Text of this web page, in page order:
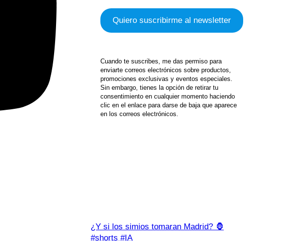
Cuando te suscribes, me das permiso para
enviarte correos electrónicos sobre productos,
promociones exclusivas y eventos especiales.
Sin embargo, tienes la opción de retirar tu
consentimiento en cualquier momento haciendo
clic en el enlace para darse de baja que aparece
en los correos electrónicos.
¿Y si los simios tomaran Madrid? 🦍
#shorts #IA